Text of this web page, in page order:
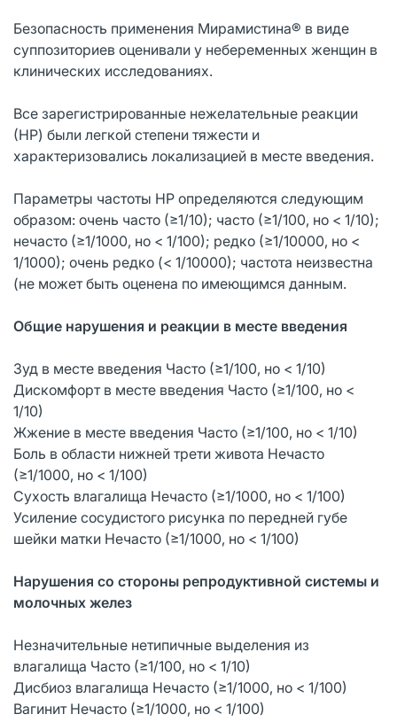
Безопасность применения Мирамистина® в виде
суппозиториев оценивали у небеременных женщин в
клинических исследованиях.
Все зарегистрированные нежелательные реакции
(НР) были легкой степени тяжести и
характеризовались локализацией в месте введения.
Параметры частоты НР определяются следующим
образом: очень часто (≥1/10); часто (≥1/100, но < 1/10);
нечасто (≥1/1000, но < 1/100); редко (≥1/10000, но <
1/1000); очень редко (< 1/10000); частота неизвестна
(не может быть оценена по имеющимся данным.
Общие нарушения и реакции в месте введения
Зуд в месте введения Часто (≥1/100, но < 1/10)
Дискомфорт в месте введения Часто (≥1/100, но <
1/10)
Жжение в месте введения Часто (≥1/100, но < 1/10)
Боль в области нижней трети живота Нечасто
(≥1/1000, но < 1/100)
Сухость влагалища Нечасто (≥1/1000, но < 1/100)
Усиление сосудистого рисунка по передней губе
шейки матки Нечасто (≥1/1000, но < 1/100)
Нарушения со стороны репродуктивной системы и
молочных желез
Незначительные нетипичные выделения из
влагалища Часто (≥1/100, но < 1/10)
Дисбиоз влагалища Нечасто (≥1/1000, но < 1/100)
Вагинит Нечасто (≥1/1000, но < 1/100)